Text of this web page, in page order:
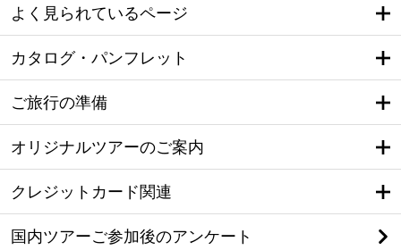
よく見られているページ
カタログ・パンフレット
ご旅行の準備
オリジナルツアーのご案内
クレジットカード関連
国内ツアーご参加後のアンケート